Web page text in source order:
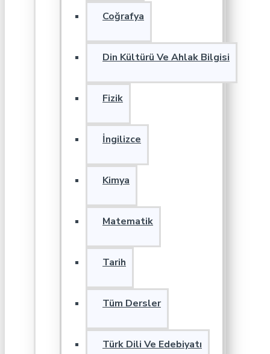
Coğrafya
Din Kültürü Ve Ahlak Bilgisi
Fizik
İngilizce
Kimya
Matematik
Tarih
Tüm Dersler
Türk Dili Ve Edebiyatı